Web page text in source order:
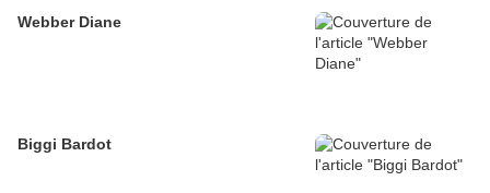
Webber Diane
Biggi Bardot